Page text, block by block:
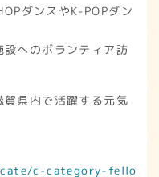
ダンスやK-POPダン
へのボランティア訪
県内で活躍する元気
c-category-fello